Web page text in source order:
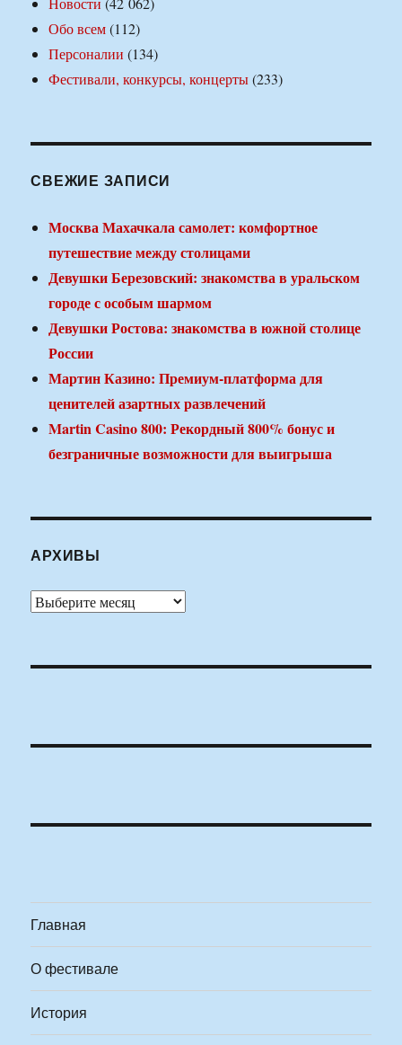
Обо всем(112)
Персоналии (134)
Фестивали, конкурсы, концерты(233)
СВЕЖИЕ ЗАПИСИ
Москва Махачкала самолет: комфортное
путешествие между столицами
Девушки Березовский: знакомства в уральском
городе с особым шармом
Девушки Ростова: знакомства в южной столице
России
Мартин Казино: Премиум-платформа для
ценителей азартных развлечений
Martin Casino 800: Рекордный 800% бонус и
безграничные возможности для выигрыша
АРХИВЫ
Архивы
Главная
О фестивале
История